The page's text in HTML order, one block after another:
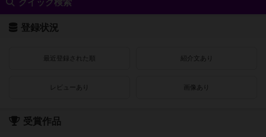
クイック検索
登録状況
最近登録された順 紹介文あり
レビューあり 画像あり
受賞作品